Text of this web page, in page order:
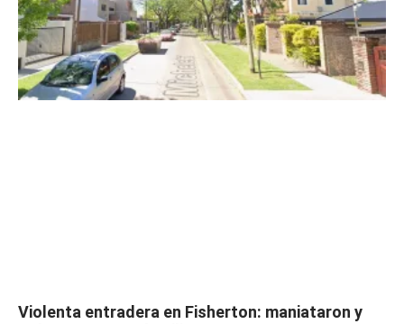
Violenta entradera en Fisherton: maniataron y